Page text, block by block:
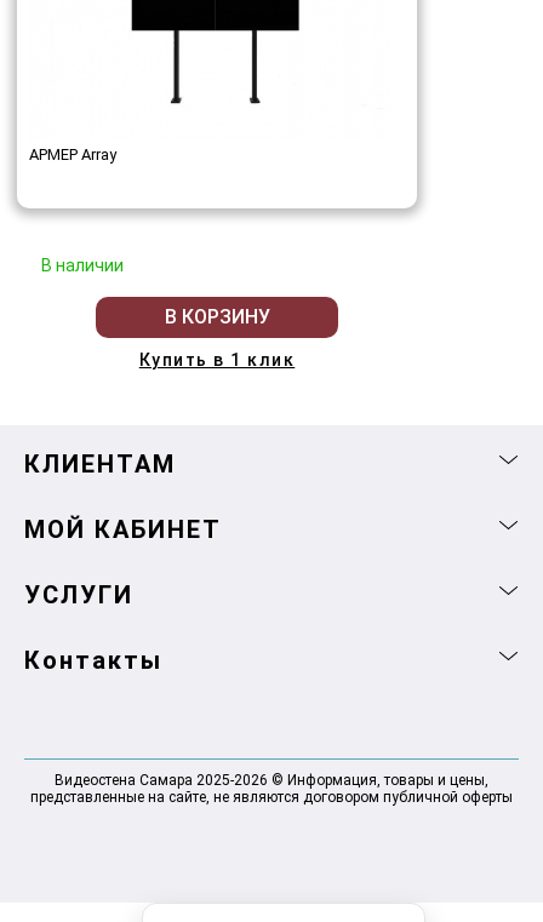
АРМЕР Array
В наличии
В КОРЗИНУ
Купить в 1 клик
КЛИЕНТАМ
МОЙ КАБИНЕТ
УСЛУГИ
Контакты
Видеостена Самара 2025-2026 © Информация, товары и цены,
представленные на сайте, не являются договором публичной оферты